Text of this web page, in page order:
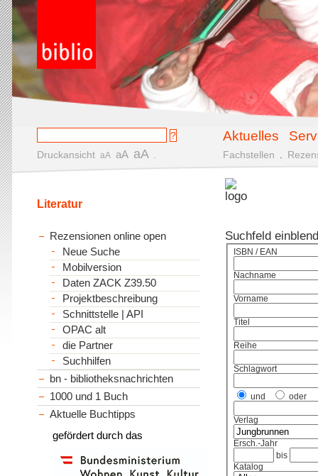
Aktuelles
Druckansicht aA aA aA Fachstellen
Suchfeld
ISBN / EAN
Nachname
Vorname
Titel
Reihe
Schlagwort
und oder
Verlag
Ersch.-Jahr
bis
Katalog
Literatur
Rezensionen online open
Neue Suche
Mobilversion
Daten ZACK Z39.50
Projektbeschreibung
Schnittstelle | API
OPAC alt
die Partner
Suchhilfen
bn - bibliotheksnachrichten
1000 und 1 Buch
Aktuelle Buchtipps
gefördert durch das